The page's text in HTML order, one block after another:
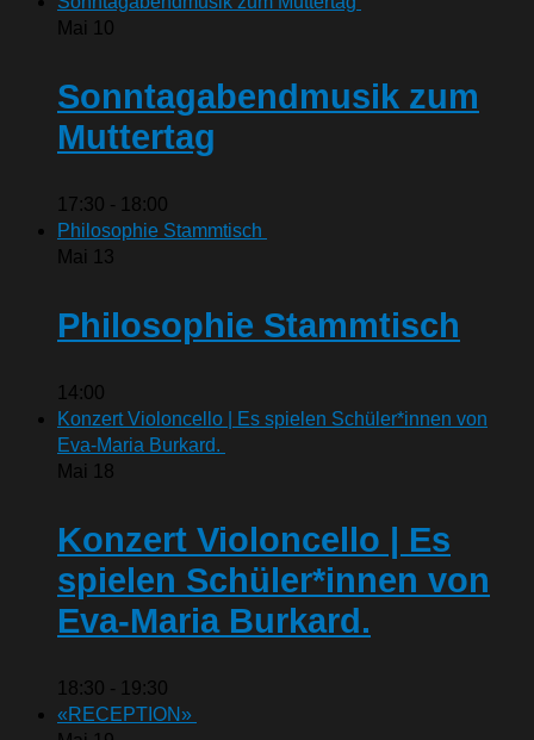
Mai 10
Sonntagabendmusik zum
Muttertag
17:30 - 18:00
Philosophie Stammtisch
Mai 13
Philosophie Stammtisch
14:00
Konzert Violoncello | Es spielen Schüler*innen von
Eva-Maria Burkard.
Mai 18
Konzert Violoncello | Es
spielen Schüler*innen von
Eva-Maria Burkard.
18:30 - 19:30
«RECEPTION»